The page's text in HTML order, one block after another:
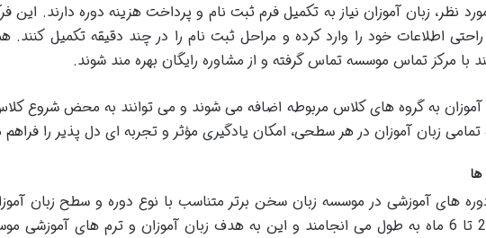
نظر، زبان آموزان نیاز به تکمیل فرم ثبت نام و پرداخت هزینه دوره دارند. این
راحتی اطلاعات خود را وارد کرده و مراحل ثبت نام را در چند دقیقه تکمیل
با مرکز تماس موسسه تماس گرفته و از مشاوره رایگان بهره مند شوند.
آموزان به گروه های کلاس مربوطه اضافه می شوند و می توانند به محض شروع
زبان آموزان در هر سطحی، امکان یادگیری مؤثر و تجربه ای دل پذیر را
های آموزشی در موسسه زبان سخن برتر متناسب با نوع دوره و سطح زبان
پیشرفته معمولاً بین 2 تا 6 ماه به طول می انجامند و این به هدف زبان آموزان و